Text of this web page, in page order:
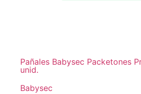
Pañales Babysec Packetones
unid.
Babysec